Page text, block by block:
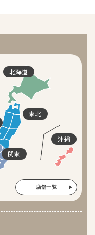
北海道
東北
関東
沖縄
店舗一覧